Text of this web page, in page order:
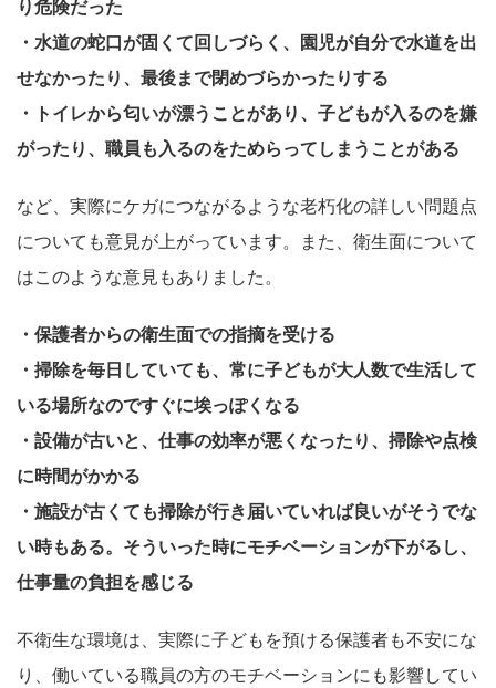
り危険だった
・水道の蛇口が固くて回しづらく、園児が自分で水道を出
せなかったり、最後まで閉めづらかったりする
・トイレから匂いが漂うことがあり、子どもが入るのを嫌
がったり、職員も入るのをためらってしまうことがある
など、実際にケガにつながるような老朽化の詳しい問題点
についても意見が上がっています。また、衛生面について
はこのような意見もありました。
・保護者からの衛生面での指摘を受ける
・掃除を毎日していても、常に子どもが大人数で生活して
いる場所なのですぐに埃っぽくなる
・設備が古いと、仕事の効率が悪くなったり、掃除や点検
に時間がかかる
・施設が古くても掃除が行き届いていれば良いがそうでな
い時もある。そういった時にモチベーションが下がるし、
仕事量の負担を感じる
不衛生な環境は、実際に子どもを預ける保護者も不安にな
り、働いている職員の方のモチベーションにも影響してい